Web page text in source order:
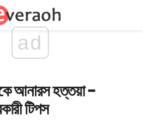
ad
আনারস হত্তয়া -
টিপস